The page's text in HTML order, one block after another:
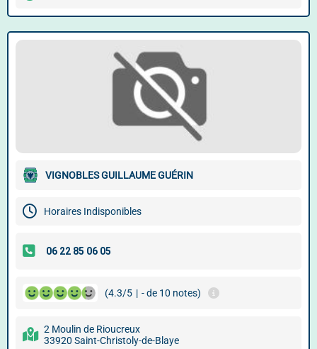
VIGNOBLES GUILLAUME GUÉRIN
Horaires Indisponibles
(4.3/5 | - de 10 notes)
2 Moulin de Rioucreux
33920 Saint-Christoly-de-Blaye